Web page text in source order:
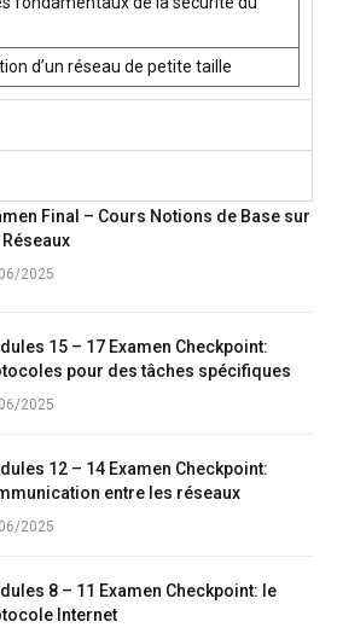
d’un réseau de petite taille
Final – Cours Notions de Base sur
Réseaux
2025
15 – 17 Examen Checkpoint:
pour des tâches spécifiques
2025
12 – 14 Examen Checkpoint:
entre les réseaux
2025
8 – 11 Examen Checkpoint: le
Internet